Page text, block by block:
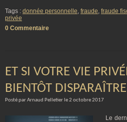
Tags : donnée personnelle, fraude, fraude
privée
0 Commentaire
ET SI VOTRE VIE
BIENTÔT
Posté par Arnaud Pelletier le 2 octobre 2017
Le